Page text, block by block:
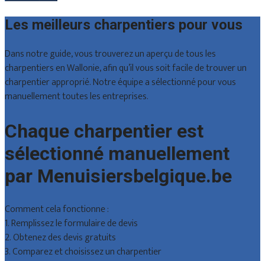
Les meilleurs charpentiers pour vous
Dans notre guide, vous trouverez un aperçu de tous les
charpentiers en Wallonie, afin qu’il vous soit facile de trouver un
charpentier approprié. Notre équipe a sélectionné pour vous
manuellement toutes les entreprises.
Chaque charpentier est
sélectionné manuellement
par Menuisiersbelgique.be
Comment cela fonctionne :
1. Remplissez le formulaire de devis
2. Obtenez des devis gratuits
3. Comparez et choisissez un charpentier